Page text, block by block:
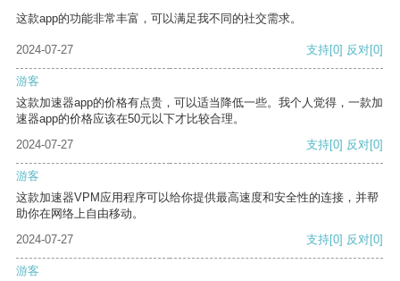
这款app的功能非常丰富，可以满足我不同的社交需求。
2024-07-27 支持[0] 反对[0]
游客
这款加速器app的价格有点贵，可以适当降低一些。我个人觉得，一款加
速器app的价格应该在50元以下才比较合理。
2024-07-27
支持[0] 反对[0]
游客
这款加速器VPM应用程序可以给你提供最高速度和安全性的连接，并帮
助你在网络上自由移动。
2024-07-27
支持[0] 反对[0]
游客